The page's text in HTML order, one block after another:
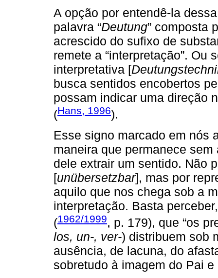
A opção por entendê-la
palavra “Deutung” composta
acrescido do sufixo de
remete a “interpretação”. Ou
interpretativa [
busca sentidos encobertos
possam indicar uma direção
(Hans, 1996).
Esse signo marcado em nós
maneira que permanece
dele extrair um sentido. Não
[unübersetzbar], mas por
aquilo que nos chega sob a
interpretação. Basta
(1962/1999, p. 179), que “os
los, un-, ver-) distribuem sob
ausência, de lacuna, do
sobretudo à imagem do Pai